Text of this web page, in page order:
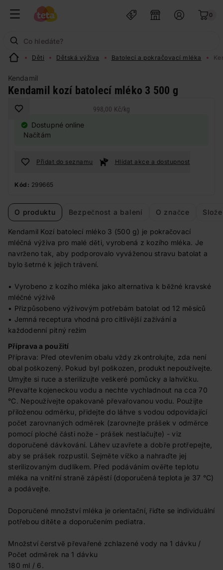
0
Děti Dětská výživa Batolecí a pokračovací mléka
Kendamil
Kendamil kozí batolecí mléko 3 500 g
998,00 Kč/kg
Dostupné online
Načítám
Přidat do seznamu Hlídat akce a dostupnost
Kód: 299665
O produktu Bezpečnost a balení O značce
Kendamil Kozí batolecí mléko 3 (500 g) je pokračovací
mléčná výživa pro malé děti, vyrobená z kozího mléka. Je
navrženo tak, aby podporovalo vyváženou stravu batolat a
bylo šetrné k jejich trávení.
• Vyrobeno z kozího mléka jako alternativa k běžné kravské
mléčné výživě
• Přizpůsobeno výživovým potřebám batolat od 12 měsíců
• Jemná receptura vhodná pro citlivější zažívání a
každodenní pitný režim
Příprava a použití
Příprava: Před otevřením obalu vždy zkontrolujte, zda není
obal poškozený. Pokud byl poškozen, produkt nepoužívejte.
Umyjte si ruce a sterilizujte veškeré pomůcky a lahvičku.
Převařte kojeneckou vodu a nechte vychladnout na cca 70
°C. Nepoužívejte opakovaně převařovanou vodu. Použijte
přiloženou odměrku, přidejte do láhve s vodou odpovídající
počet zarovnaných odměrek (zarovnejte prášek v odměrce
pomocí ploché části nože - prášek nestlačujte) - viz
doporučené dávkování. Láhev uzavřete a dobře protřepejte,
aby se prášek rozpustil. Sejměte víčko a nahraďte jej
sterilizovaným dudlíkem. Před podáváním ověřte teplotu
mléka na vnitřní straně zápěstí (doporučená teplota je 37 °C)
a podávejte.
Doporučené množství mléka je orientační, řiďte se individuální
potřebou dítěte a doporučením pediatra.
Množství čerstvě převařené zchlazené vody na 1 dávku /
Počet odměrek na 1 dávku
180 ml / 6.